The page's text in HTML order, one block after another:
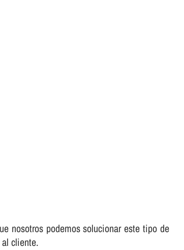
nosotros podemos solucionar este tipo de
cliente.